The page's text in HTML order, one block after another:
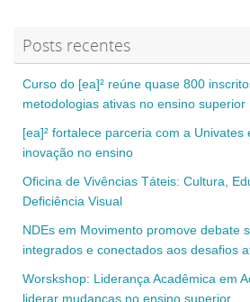
Posts recentes
Curso do [ea]² reúne quase 800
metodologias ativas no ensino superior
[ea]² fortalece parceria com a Univates
inovação no ensino
Oficina de Vivências Táteis: Cultura,
Deficiência Visual
NDEs em Movimento promove debate
integrados e conectados aos desafios
Worskshop: Liderança Acadêmica em
liderar mudanças no ensino superior